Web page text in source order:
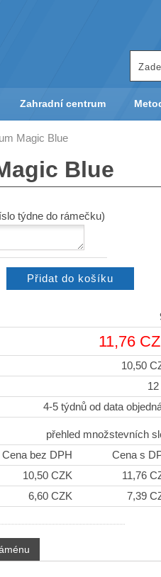
Zahradní centrum
Magic Blue
Blue
týdne do rámečku)
11,76
10,50
4-5 týdnů od data
přehled množstevních
Cena bez DPH
Cena s
10,50 CZK
11,76
6,60 CZK 7,39